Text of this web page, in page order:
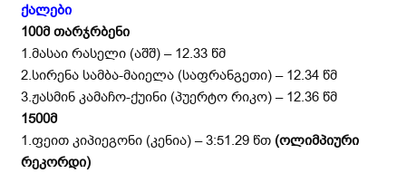
ქალები
100მ თარჯრბენი
1.მასაი რასელი (აშშ) – 12.33 წმ
2.სირენა სამბა-მაიელა (საფრანგეთი) – 12.34 წმ
3.ჟასმინ კამაჩო-ქუინი (პუერტო რიკო) – 12.36 წმ
1500მ
1.ფეით კიპიეგონი (კენია) – 3:51.29 წთ (ოლიმპიური
რეკორდი)